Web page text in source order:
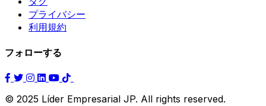
プライバシー
利用規約
フォローする
© 2025 Líder Empresarial JP. All rights reserved.